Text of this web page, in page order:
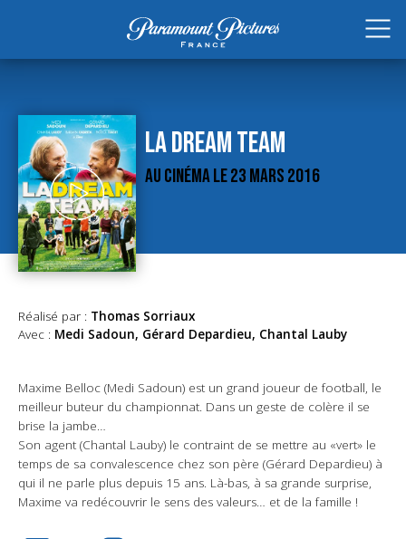
LA DREAM TEAM
AU CINÉMA LE 23 MARS 2016
Réalisé par : Thomas Sorriaux
Avec : Medi Sadoun, Gérard Depardieu, Chantal Lauby
Maxime Belloc (Medi Sadoun) est un grand joueur de football, le
meilleur buteur du championnat. Dans un geste de colère il se
brise la jambe…
Son agent (Chantal Lauby) le contraint de se mettre au «vert» le
temps de sa convalescence chez son père (Gérard Depardieu) à
qui il ne parle plus depuis 15 ans. Là-bas, à sa grande surprise,
Maxime va redécouvrir le sens des valeurs… et de la famille !